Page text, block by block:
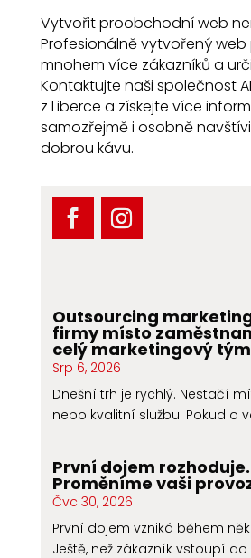
Vytvořit proobchodní web
Profesionálně vytvořený web
mnohem více zákazníků a
Kontaktujte naši společnost
z Liberce a získejte více
samozřejmě i osobně
dobrou kávu.
Outsourcing
firmy místo
celý marketingový
Srp 6, 2026
Dnešní trh je rychlý. Nestačí
nebo kvalitní službu. Pokud o
První dojem rozhoduje.
Proměníme vaši
Čvc 30, 2026
První dojem vzniká během
Ještě, než zákazník vstoupí